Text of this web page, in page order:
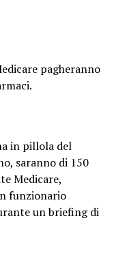
pagheranno
in pillola del
saranno di 150
Medicare,
funzionario
un briefing di